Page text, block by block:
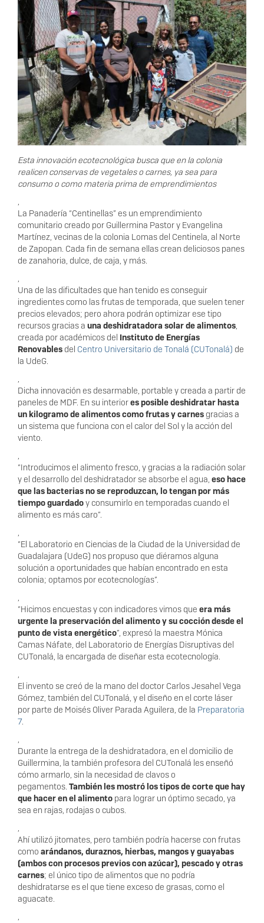
Esta innovación ecotecnológica busca que en la colonia
realicen conservas de vegetales o carnes, ya sea para
consumo o como materia prima de emprendimientos
,
La Panadería “Centinellas” es un emprendimiento
comunitario creado por Guillermina Pastor y Evangelina
Martínez, vecinas de la colonia Lomas del Centinela, al Norte
de Zapopan. Cada fin de semana ellas crean deliciosos panes
de zanahoria, dulce, de caja, y más.
,
Una de las dificultades que han tenido es conseguir
ingredientes como las frutas de temporada, que suelen tener
precios elevados; pero ahora podrán optimizar ese tipo
recursos gracias a una deshidratadora solar de alimentos,
creada por académicos del Instituto de Energías
Renovables del Centro Universitario de Tonalá (CUTonalá) de
la UdeG.
,
Dicha innovación es desarmable, portable y creada a partir de
paneles de MDF. En su interiores posible deshidratar hasta
un kilogramo de alimentos como frutas y carnes gracias a
un sistema que funciona con el calor del Sol y la acción del
viento.
,
“Introducimos el alimento fresco, y gracias a la radiación solar
y el desarrollo del deshidratador se absorbe el agua, eso hace
que las bacterias no se reproduzcan, lo tengan por más
tiempo guardadoy consumirlo en temporadas cuando el
alimento es más caro”.
,
“El Laboratorio en Ciencias de la Ciudad de la Universidad de
Guadalajara (UdeG) nos propuso que diéramos alguna
solución a oportunidades que habían encontrado en esta
colonia; optamos por ecotecnologías”.
,
“Hicimos encuestas y con indicadores vimos que era más
urgente la preservación del alimento y su cocción desde el
punto de vista energético”, expresó la maestra Mónica
Camas Náfate, del Laboratorio de Energías Disruptivas del
CUTonalá, la encargada de diseñar esta ecotecnología.
,
El invento se creó de la mano del doctor Carlos Jesahel Vega
Gómez, también del CUTonalá, y el diseño en el corte láser
por parte de Moisés Oliver Parada Aguilera, de la Preparatoria
7.
,
Durante la entrega de la deshidratadora, en el domicilio de
Guillermina, la también profesora del CUTonalá les enseñó
cómo armarlo, sin la necesidad de clavos o
pegamentos. También les mostró los tipos de corte que hay
que hacer en el alimento para lograr un óptimo secado, ya
sea en rajas, rodajas o cubos.
,
Ahí utilizó jitomates, pero también podría hacerse con frutas
como arándanos, duraznos, hierbas, mangos y guayabas
(ambos con procesos previos con azúcar), pescado y otras
carnes; el único tipo de alimentos que no podría
deshidratarse es el que tiene exceso de grasas, como el
aguacate.
,